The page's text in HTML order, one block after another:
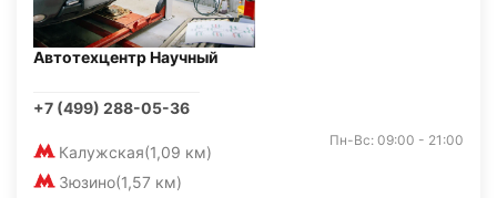
Автотехцентр Научный
+7 (499) 288-05-36
Калужская(1,09 км)
Зюзино(1,57 км)
Пн-Вс: 09:00 - 21:00